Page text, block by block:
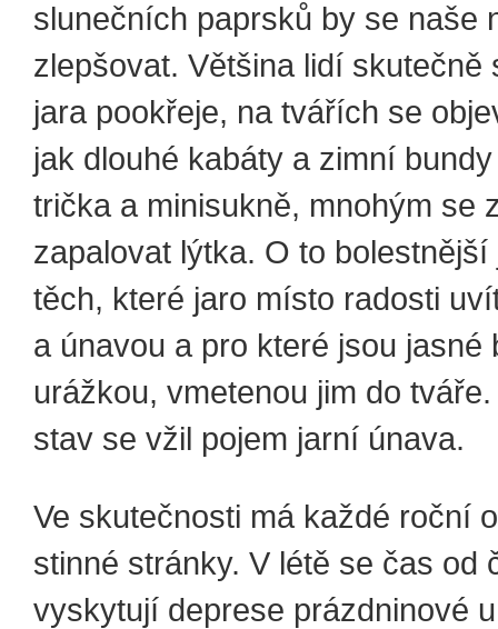
slunečních paprsků by se naše
zlepšovat. Většina lidí skutečně
jara pookřeje, na tvářích se
jak dlouhé kabáty a zimní
trička a minisukně, mnohým se
zapalovat lýtka. O to bolestnější
těch, které jaro místo radosti
a únavou a pro které jsou jasné
urážkou, vmetenou jim do
stav se vžil pojem jarní únava.
Ve skutečnosti má každé roční
stinné stránky. V létě se čas od
vyskytují deprese prázdninové